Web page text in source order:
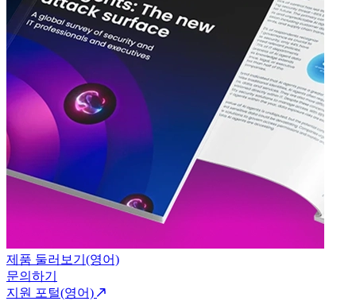
제품 둘러보기(영어)
문의하기
지원 포털(영어)